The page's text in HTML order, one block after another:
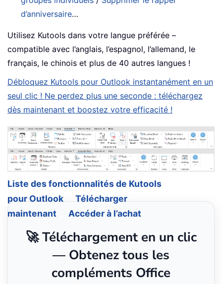
d’anniversaire…
Utilisez Kutools dans votre langue préférée –
compatible avec l’anglais, l’espagnol, l’allemand, le
français, le chinois et plus de 40 autres langues !
Débloquez Kutools pour Outlook instantanément en un
seul clic ! Ne perdez plus une seconde : téléchargez
dès maintenant et boostez votre efficacité !
Liste des fonctionnalités de Kutools
pour Outlook
Télécharger
maintenant
Accéder à l’achat
🚀 Téléchargement en un clic
— Obtenez tous les
compléments Office